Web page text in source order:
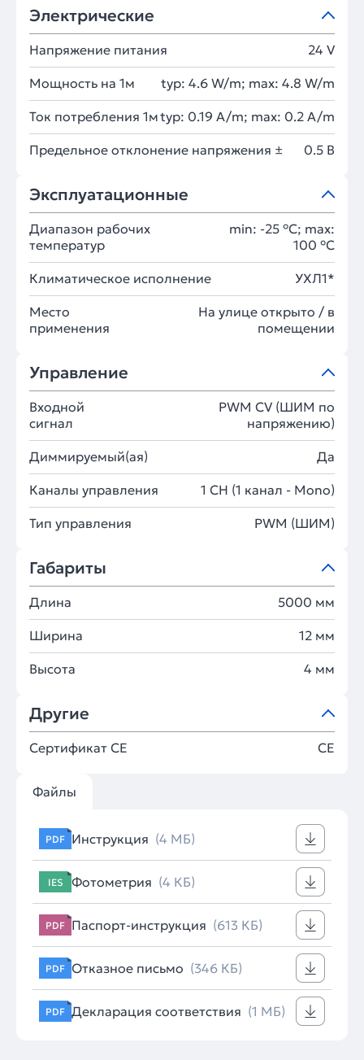
Электрические
Напряжение питания 24 V
Мощность на 1м typ: 4.6 W/m; max: 4.8 W/m
Ток потребления 1мtyp: 0.19 A/m; max: 0.2 A/m
Предельное отклонение напряжения ± 0.5 В
Эксплуатационные
Диапазон рабочих
температур
min: -25 °C; max:
100 °C
Климатическое исполнение УХЛ1*
Место
применения
На улице открыто / в
помещении
Управление
Входной
сигнал
PWM СV (ШИМ по
напряжению)
Диммируемый(ая) Да
Каналы управления 1 CH (1 канал - Mono)
Тип управления PWM (ШИМ)
Габариты
Длина 5000 мм
Ширина 12 мм
Высота 4 мм
Другие
Сертификат CE CE
Файлы
PDF Инструкция (4 МБ)
IES Фотометрия (4 КБ)
PDF Паспорт-инструкция (613 КБ)
PDF Отказное письмо (346 КБ)
PDF Декларация соответствия (1 МБ)